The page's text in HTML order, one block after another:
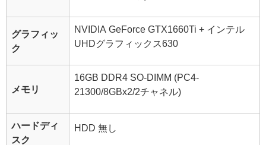
グラフィッ
ク
NVIDIA GeForce GTX1660Ti + インテル
UHDグラフィックス630
メモリ
16GB DDR4 SO-DIMM (PC4-
21300/8GBx2/2チャネル)
ハードディ
スク
HDD 無し